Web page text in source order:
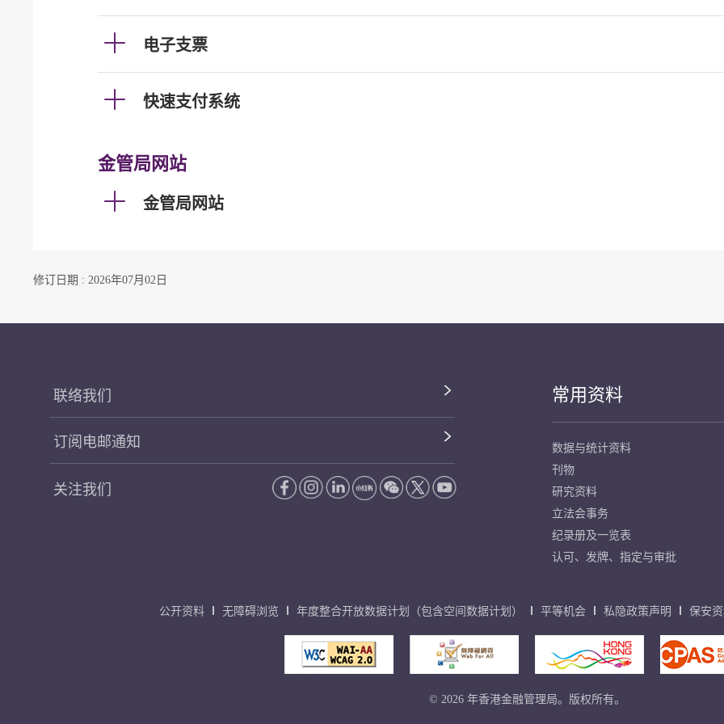
电子支票
快速支付系统
金管局网站
金管局网站
修订日期 : 2026年07月02日
联络我们
订阅电邮通知
关注我们
常用资料
数据与统计资料
刊物
研究资料
立法会事务
纪录册及一览表
认可、发牌、指定与审批
公开资料 无障碍浏览 年度整合开放数据计划（包含空间数据计划） 平等机会 私隐政策声明 保安
© 2026 年香港金融管理局。版权所有。